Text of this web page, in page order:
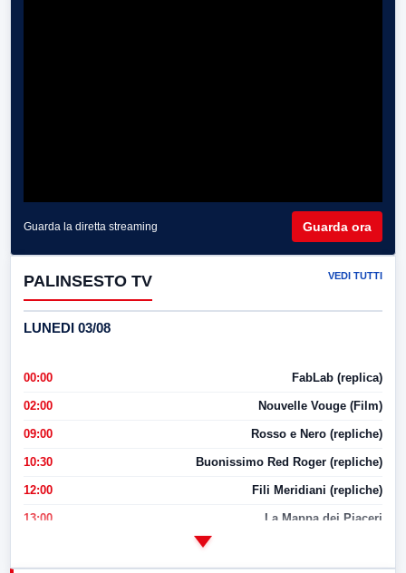
Guarda la diretta streaming Guarda ora
PALINSESTO TV VEDI TUTTI
LUNEDI 03/08
00:00 FabLab (replica)
02:00 Nouvelle Vouge (Film)
09:00 Rosso e Nero (repliche)
10:30 Buonissimo Red Roger (repliche)
12:00 Fili Meridiani (repliche)
13:00 La Mappa dei Piaceri